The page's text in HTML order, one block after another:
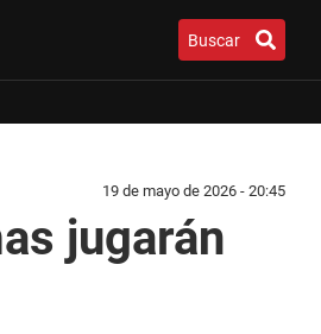
Buscar
19 de mayo de 2026 - 20:45
jugarán